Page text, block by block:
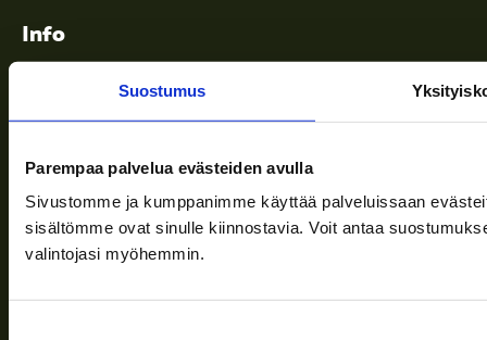
Suostumus
Parempaa palvelua evästeiden avulla
Sivustomme ja kumppanimme käyttää palveluissaan
sisältömme ovat sinulle kiinnostavia. Voit antaa
valintojasi myöhemmin.
Info
Leveransvillkor
Nyheter
Företaget
Information och stöd